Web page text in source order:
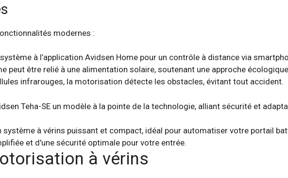
modernes :
à l’application Avidsen Home pour un contrôle à distance via
peut être relié à une alimentation solaire, soutenant une approche
infrarouges, la motorisation détecte les obstacles, évitant tout accident.
Teha-SE un modèle à la pointe de la technologie, alliant sécurité et
à vérins